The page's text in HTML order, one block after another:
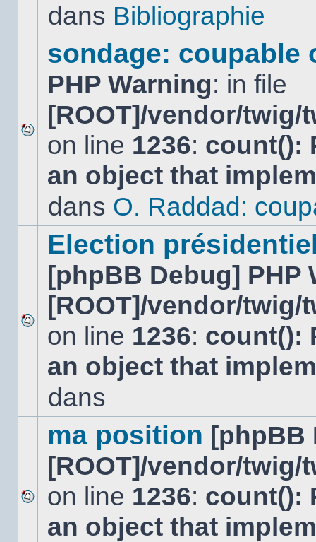
dansdans Bibliographie
Aucun
nouveau
message
non-
dans
sondage: coupable
PHP Warning: in file
[ROOT]/vendor/
on line 1236: count():
an object that
dans O. Raddad:
Aucun
nouveau
message
non-
dans
Election
[phpBB Debug] PHP
[ROOT]/vendor/
on line 1236: count():
an object that
dans
Aucun
nouveau
message
ma position [phpBB
[ROOT]/vendor/
on line 1236: count():
an object that